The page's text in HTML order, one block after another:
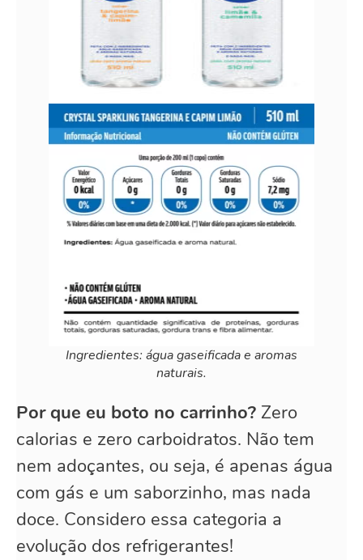
Ingredientes: água gaseificada e aromas
naturais.
Por que eu boto no carrinho? Zero
calorias e zero carboidratos. Não tem
nem adoçantes, ou seja, é apenas água
com gás e um saborzinho, mas nada
doce. Considero essa categoria a
evolução dos refrigerantes!